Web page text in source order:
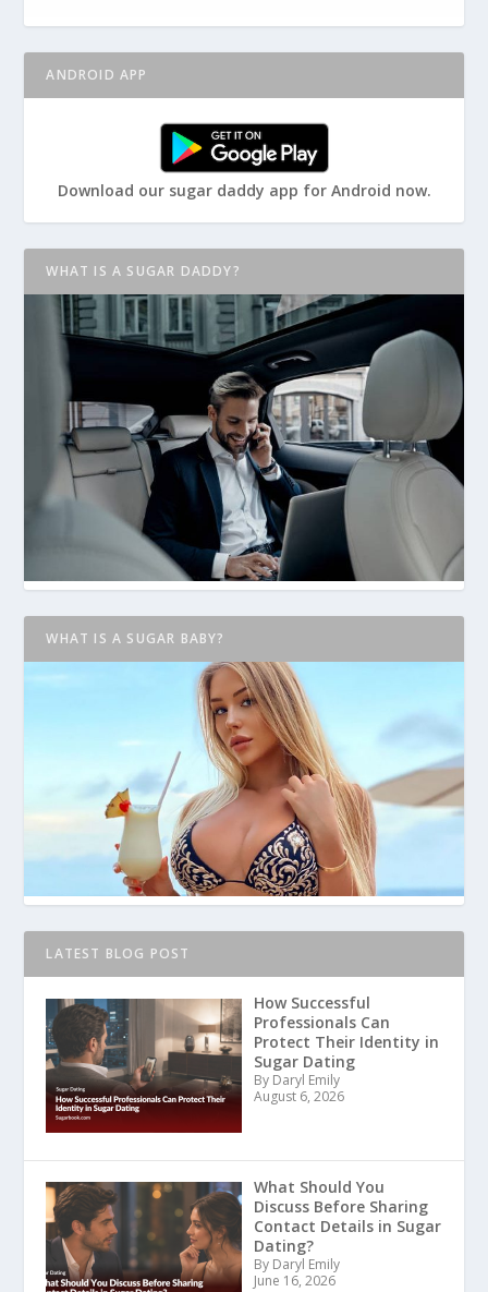
ANDROID APP
Download our sugar daddy app for Android now.
WHAT IS A SUGAR DADDY?
WHAT IS A SUGAR BABY?
LATEST BLOG POST
How Successful
Professionals Can
Protect Their Identity in
Sugar Dating
By Daryl Emily
August 6, 2026
What Should You
Discuss Before Sharing
Contact Details in Sugar
Dating?
By Daryl Emily
June 16, 2026